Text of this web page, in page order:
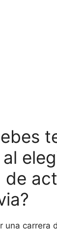
de
una carrera